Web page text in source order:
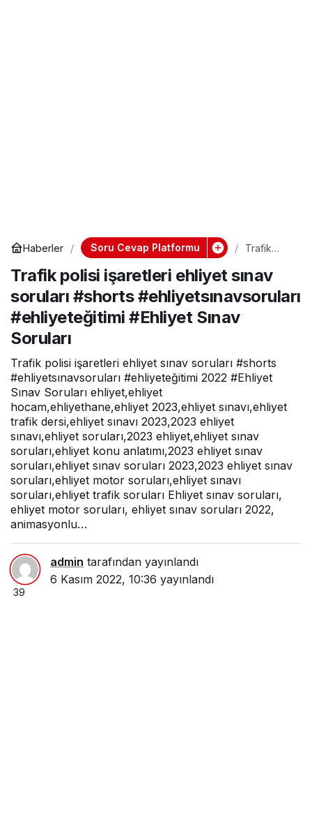
Haberler Soru Cevap Platformu
Trafik
işaretleri
ehliyet
sınav
itimi
#Ehliyet
Soruları
Trafik polisi işaretleri ehliyet sınav
soruları #shorts #ehliyetsınavsoruları
#ehliyeteğitimi #Ehliyet Sınav
Soruları
Trafik polisi işaretleri ehliyet sınav soruları #shorts
#ehliyetsınavsoruları #ehliyeteğitimi 2022 #Ehliyet
Sınav Soruları ehliyet,ehliyet
hocam,ehliyethane,ehliyet 2023,ehliyet sınavı,ehliyet
trafik dersi,ehliyet sınavı 2023,2023 ehliyet
sınavı,ehliyet soruları,2023 ehliyet,ehliyet sınav
soruları,ehliyet konu anlatımı,2023 ehliyet sınav
soruları,ehliyet sınav soruları 2023,2023 ehliyet sınav
soruları,ehliyet motor soruları,ehliyet sınavı
soruları,ehliyet trafik soruları Ehliyet sınav soruları,
ehliyet motor soruları, ehliyet sınav soruları 2022,
animasyonlu…
admin tarafından yayınlandı
6 Kasım 2022, 10:36 yayınlandı
39